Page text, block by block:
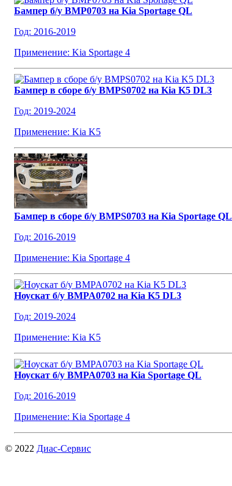
Бампер б/у BMP0703 на Kia Sportage QL
Год: 2016-2019
Применение: Kia Sportage 4
Бампер в сборе б/у BMPS0702 на Kia K5 DL3
Год: 2019-2024
Применение: Kia K5
Бампер в сборе б/у BMPS0703 на Kia Sportage QL
Год: 2016-2019
Применение: Kia Sportage 4
Ноускат б/у BMPA0702 на Kia K5 DL3
Год: 2019-2024
Применение: Kia K5
Ноускат б/у BMPA0703 на Kia Sportage QL
Год: 2016-2019
Применение: Kia Sportage 4
© 2022 Диас-Сервис